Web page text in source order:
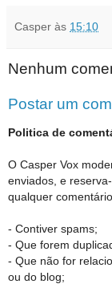
Casper às 15:10
Nenhum
Postar um
Politica de
O Casper Vox
enviados, e
qualquer
- Contiver spams;
- Que forem
- Que não for
ou do blog;